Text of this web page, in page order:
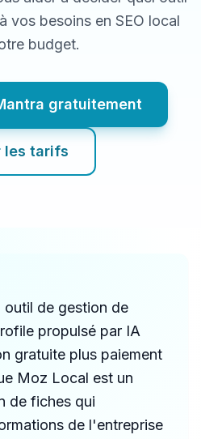
vos besoins en SEO local
budget.
gratuitement
les tarifs
outil de gestion de
propulsé par IA
gratuite plus paiement
Moz Local est un
de fiches qui
de l'entreprise